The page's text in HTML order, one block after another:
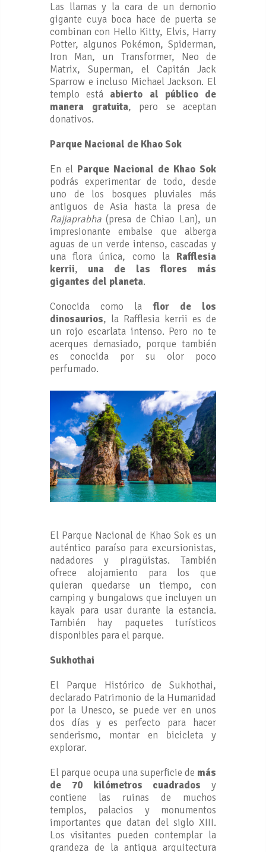
Las llamas y la cara de un demonio
gigante cuya boca hace de puerta se
combinan con Hello Kitty, Elvis, Harry
Potter, algunos Pokémon, Spiderman,
Iron Man, un Transformer, Neo de
Matrix, Superman, el Capitán Jack
Sparrow e incluso Michael Jackson. El
templo está abierto al público de
manera gratuita, pero se aceptan
donativos.
Parque Nacional de Khao Sok
En el Parque Nacional de Khao Sok
podrás experimentar de todo, desde
uno de los bosques pluviales más
antiguos de Asia hasta la presa de
Rajjaprabha (presa de Chiao Lan), un
impresionante embalse que alberga
aguas de un verde intenso, cascadas y
una flora única, como la Rafflesia
kerrii,una de las flores más
gigantes del planeta.
Conocida como laflor de los
dinosaurios, la Rafflesia kerrii es de
un rojo escarlata intenso. Pero no te
acerques demasiado, porque también
es conocida por su olor poco
perfumado.
El Parque Nacional de Khao Sok es un
auténtico paraíso para excursionistas,
nadadores y piragüistas. También
ofrece alojamiento para los que
quieran quedarse un tiempo, con
camping y bungalows que incluyen un
kayak para usar durante la estancia.
También hay paquetes turísticos
disponibles para el parque.
Sukhothai
El Parque Histórico de Sukhothai,
declarado Patrimonio de la Humanidad
por la Unesco, se puede ver en unos
dos días y es perfecto para hacer
senderismo, montar en bicicleta y
explorar.
El parque ocupa una superficie de más
de 70 kilómetros cuadrados y
contiene las ruinas de muchos
templos, palacios y monumentos
importantes que datan del siglo XIII.
Los visitantes pueden contemplar la
grandeza de la antigua arquitectura